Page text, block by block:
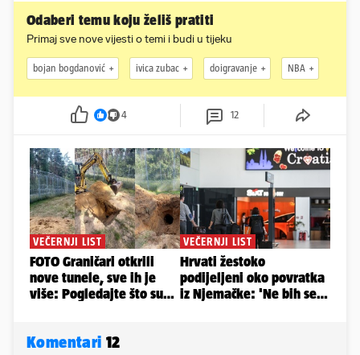
Odaberi temu koju želiš pratiti
Primaj sve nove vijesti o temi i budi u tijeku
bojan bogdanović ivica zubac doigravanje NBA
4 12
Komentari 12